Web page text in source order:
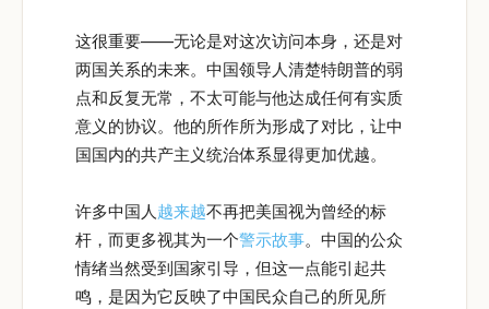
这很重要——无论是对这次访问本身，还是对
两国关系的未来。中国领导人清楚特朗普的弱
点和反复无常，不太可能与他达成任何有实质
意义的协议。他的所作所为形成了对比，让中
国国内的共产主义统治体系显得更加优越。
许多中国人越来越不再把美国视为曾经的标
杆，而更多视其为一个警示故事。中国的公众
情绪当然受到国家引导，但这一点能引起共
鸣，是因为它反映了中国民众自己的所见所